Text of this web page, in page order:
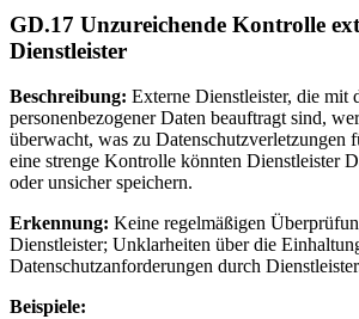
GD.17 Unzureichende Kontrolle
Dienstleister
Beschreibung: Externe Dienstleister, die mit
personenbezogener Daten beauftragt sind,
überwacht, was zu Datenschutzverletzungen
eine strenge Kontrolle könnten Dienstleister
oder unsicher speichern.
Erkennung: Keine regelmäßigen
Dienstleister; Unklarheiten über die
Datenschutzanforderungen durch
Beispiele: